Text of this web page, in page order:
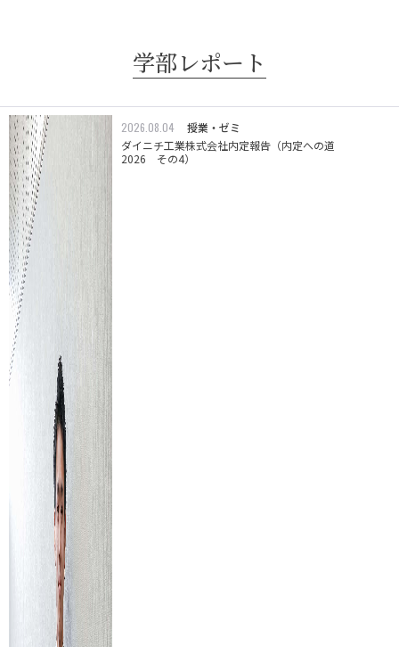
学部レポート
2026.08.04
授業・ゼミ
ダイニチ工業株式会社内定報告（内定への道
2026 その4）